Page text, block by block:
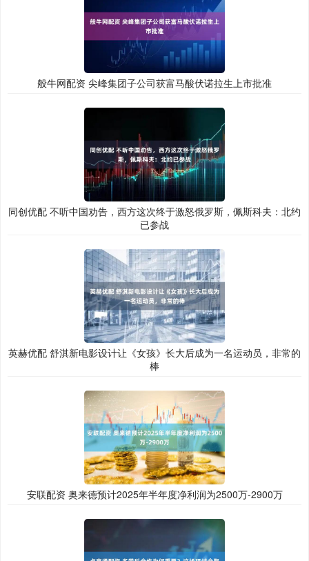
般牛网配资 尖峰集团子公司获富马酸伏诺拉生上市批准
同创优配 不听中国劝告，西方这次终于激怒俄罗斯，佩斯科夫：北约
已参战
英赫优配 舒淇新电影设计让《女孩》长大后成为一名运动员，非常的
棒
安联配资 奥来德预计2025年半年度净利润为2500万-2900万